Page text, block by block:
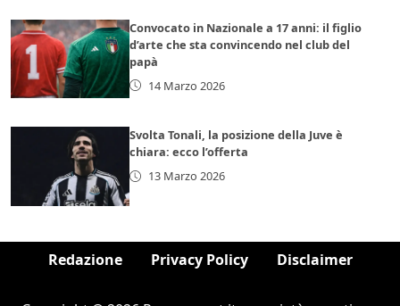
Convocato in Nazionale a 17 anni: il figlio
d’arte che sta convincendo nel club del
papà
14 Marzo 2026
Svolta Tonali, la posizione della Juve è
chiara: ecco l’offerta
13 Marzo 2026
Redazione Privacy Policy Disclaimer